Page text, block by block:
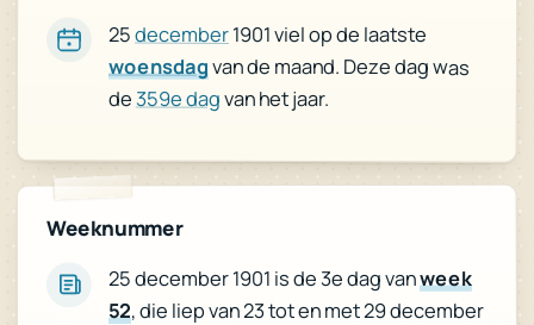
25december1901 viel op de laatste
woensdagvan de maand. Deze dag was
de359e dagvan het jaar.
Weeknummer
25 december 1901 is de 3e dag vanweek
52, die liep van 23 tot en met 29 december